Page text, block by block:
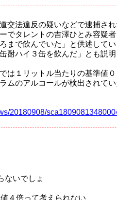
交法違反の疑いなどで逮捕さ
でタレントの吉澤ひとみ容疑
まで飲んでいた」と供述して
酎ハイ３缶を飲んだ」とも説明
は１リットル当たりの基準値
ムのアルコールが検出されてい
20180908/
ないでしょ
４倍って考えられない